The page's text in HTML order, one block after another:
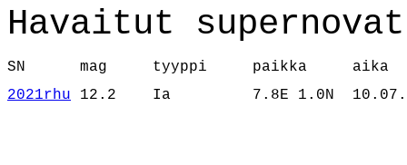
Havaitut
SN      mag     tyyppi     paikka     aika
2021rhu 12.2    Ia         7.8E 1.0N